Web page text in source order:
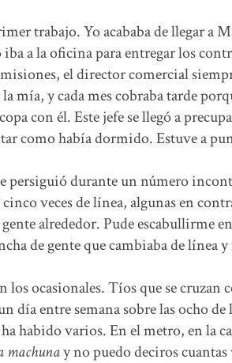
trabajo. Yo acababa de llegar
a la oficina para entregar los
el director comercial
mía, y cada mes cobraba tarde
con él. Este jefe se llegó a
como había dormido. Estuve a
persiguió durante un número
veces de línea, algunas en
alrededor. Pude escabullirme
de gente que cambiaba de
los ocasionales. Tíos que se
día entre semana sobre las ocho
habido varios. En el metro, en la
machunay no puedo deciros cuantas